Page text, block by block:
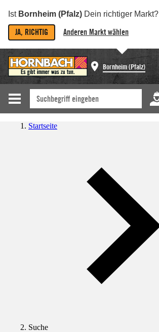
Ist Bornheim (Pfalz) Dein richtiger Markt?
JA, RICHTIG Anderen Markt wählen
Bornheim (Pfalz)
Startseite
Suche